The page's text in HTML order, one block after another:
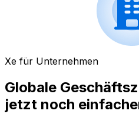
Xe für Unternehmen
Globale
jetzt noch